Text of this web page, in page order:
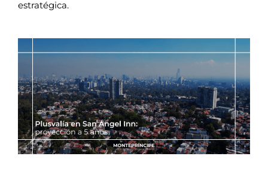
estratégica.